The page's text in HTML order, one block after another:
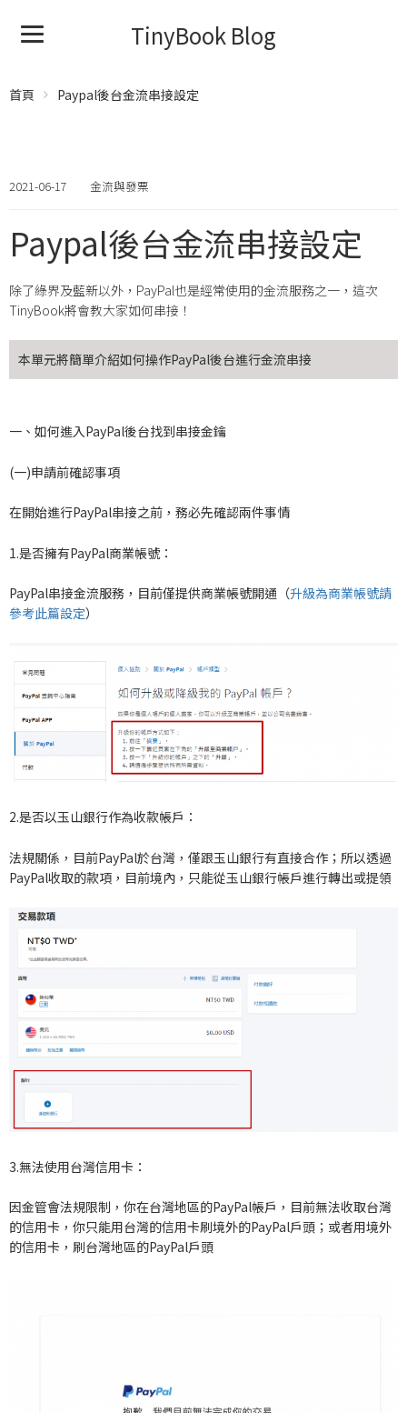
TinyBook Blog
首頁 Paypal後台金流串接設定
2021-06-17 金流與發票
Paypal後台金流串接設定
除了綠界及藍新以外，PayPal也是經常使用的金流服務之一，這次
TinyBook將會教大家如何串接！
本單元將簡單介紹如何操作PayPal後台進行金流串接
一、如何進入PayPal後台找到串接金鑰
(一)申請前確認事項
在開始進行PayPal串接之前，務必先確認兩件事情
1.是否擁有PayPal商業帳號：
PayPal串接金流服務，目前僅提供商業帳號開通（升級為商業帳號請
參考此篇設定）
2.是否以玉山銀行作為收款帳戶：
法規關係，目前PayPal於台灣，僅跟玉山銀行有直接合作；所以透過
PayPal收取的款項，目前境內，只能從玉山銀行帳戶進行轉出或提領
3.無法使用台灣信用卡：
因金管會法規限制，你在台灣地區的PayPal帳戶，目前無法收取台灣
的信用卡，你只能用台灣的信用卡刷境外的PayPal戶頭；或者用境外
的信用卡，刷台灣地區的PayPal戶頭